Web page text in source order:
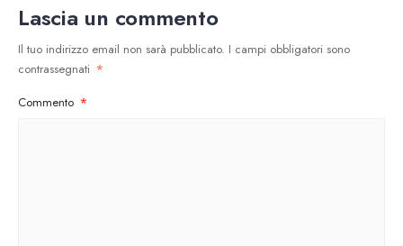
Lascia un commento
Il tuo indirizzo email non sarà pubblicato. I campi obbligatori sono
contrassegnati *
Commento *